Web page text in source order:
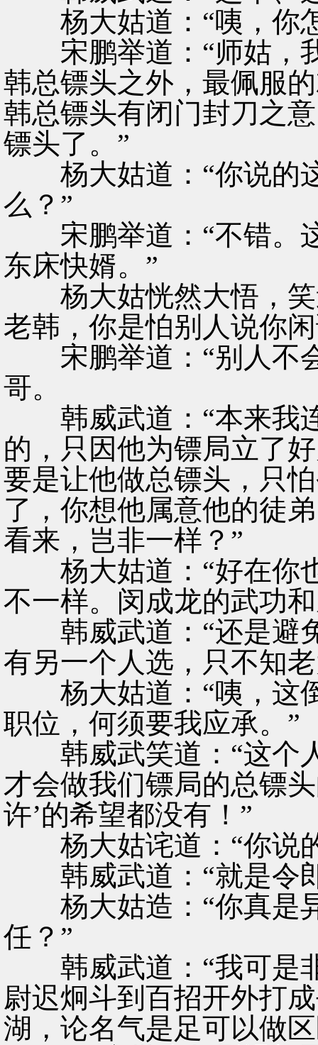
杨大姑道：“咦，你
宋鹏举道：“师姑，
韩总镖头之外，最佩服
韩总镖头有闭门封刀之
镖头了。”
杨大姑道：“你说的
么？”
宋鹏举道：“不错。
东床快婿。”
杨大姑恍然大悟，笑
老韩，你是怕别人说你
宋鹏举道：“别人不
哥。
韩威武道：“本来我
的，只因他为镖局立了
要是让他做总镖头，只
了，你想他属意他的徒
看来，岂非一样？”
杨大姑道：“好在你
不一样。闵成龙的武功
韩威武道：“还是避
有另一个人选，只不知
杨大姑道：“咦，这
职位，何须要我应承。”
韩威武笑道：“这个
才会做我们镖局的总镖
许’的希望都没有！”
杨大姑诧道：“你说
韩威武道：“就是令
杨大姑造：“你真是
任？”
韩威武道：“我可是
尉迟炯斗到百招开外打
湖，论名气是足可以做